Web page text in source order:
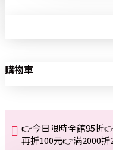
購物車
👉今日限時全館95折
再折100元👉滿2000折